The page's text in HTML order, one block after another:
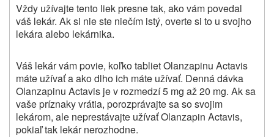
Vždy užívajte tento liek presne tak, ako vám povedal
váš lekár. Ak si nie ste niečím istý, overte si to u svojho
lekára alebo lekárnika.
Váš lekár vám povie, koľko tabliet Olanzapinu Actavis
máte užívať a ako dlho ich máte užívať. Denná dávka
Olanzapinu Actavis je v rozmedzí 5 mg až 20 mg. Ak sa
vaše príznaky vrátia, porozprávajte sa so svojim
lekárom, ale neprestávajte užívať Olanzapin Actavis,
pokiaľ tak lekár nerozhodne.